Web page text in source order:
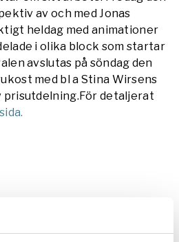
av och med Jonas
heldag med animationer
i olika block som startar
avslutas på söndag den
med bl a Stina Wirsens
prisutdelning.För detaljerat